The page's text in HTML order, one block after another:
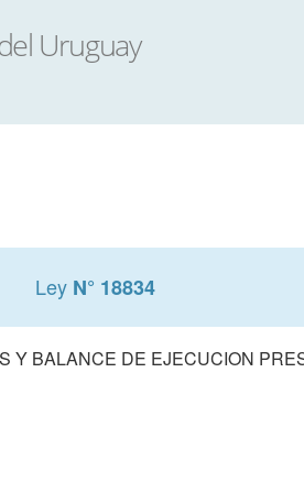
Ley N° 18834
Y BALANCE DE EJECUCION